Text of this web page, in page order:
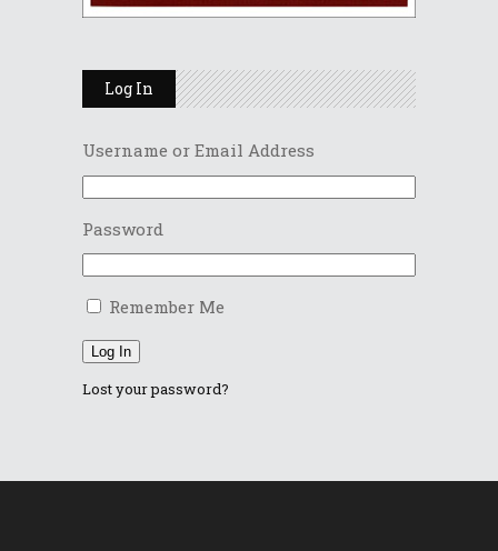
Log In
Username or Email Address
Password
Remember Me
Log In
Lost your password?